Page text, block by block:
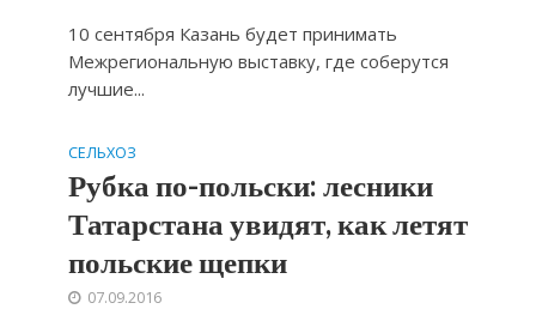
10 сентября Казань будет принимать
Межрегиональную выставку, где соберутся
лучшие...
СЕЛЬХОЗ
Рубка по-польски: лесники
Татарстана увидят, как летят
польские щепки
07.09.2016